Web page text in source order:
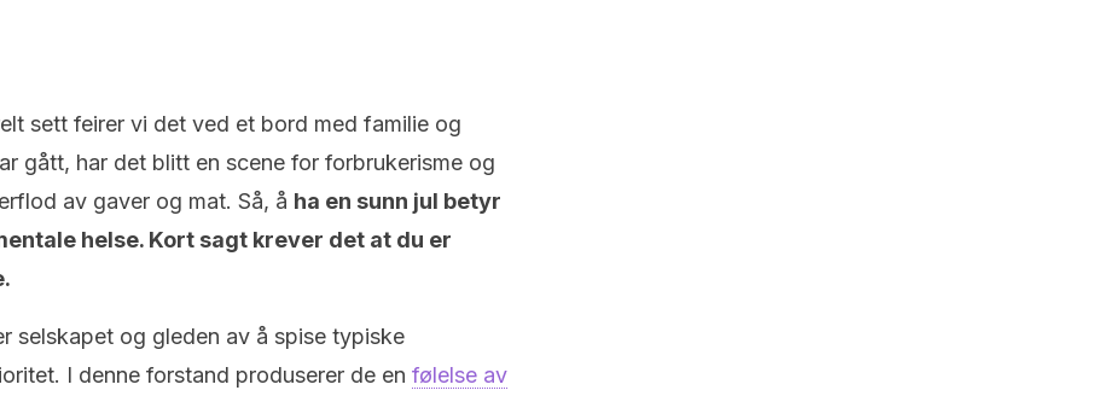
sett feirer vi det ved et bord med familie og
gått, har det blitt en scene for forbrukerisme og
av gaver og mat. Så, å ha en sunn jul betyr
helse. Kort sagt krever det at du er
selskapet og gleden av å spise typiske
I denne forstand produserer de en følelse av